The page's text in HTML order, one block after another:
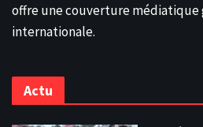
offre une couverture médiatique
internationale.
Actu